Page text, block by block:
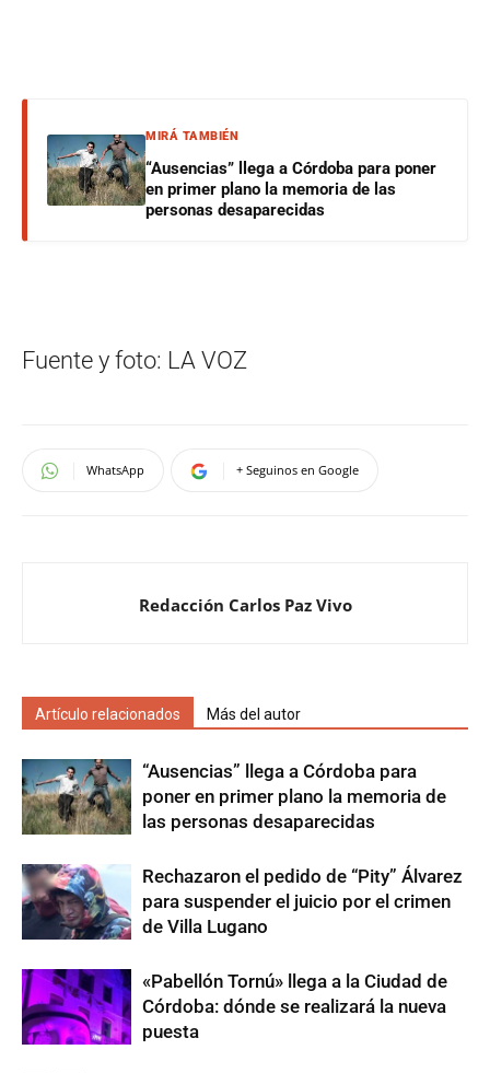
MIRÁ TAMBIÉN
“Ausencias” llega a Córdoba para poner
en primer plano la memoria de las
personas desaparecidas
Fuente y foto: LA VOZ
WhatsApp + Seguinos en Google
Redacción Carlos Paz Vivo
Artículo relacionados Más del autor
“Ausencias” llega a Córdoba para
poner en primer plano la memoria de
las personas desaparecidas
Rechazaron el pedido de “Pity” Álvarez
para suspender el juicio por el crimen
de Villa Lugano
«Pabellón Tornú» llega a la Ciudad de
Córdoba: dónde se realizará la nueva
puesta